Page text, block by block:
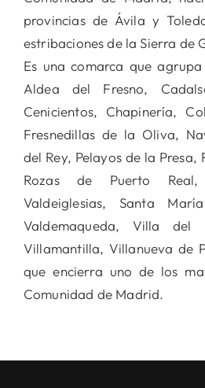
provincias de Ávila y
estribaciones de la Sierra de
Es una comarca que
Aldea del Fresno,
Cenicientos, Chapinería,
Fresnedillas de la Oliva,
del Rey, Pelayos de la Presa,
Rozas de Puerto
Valdeiglesias, Santa
Valdemaqueda, Villa del
Villamantilla, Villanueva de
que encierra uno de los
Comunidad de Madrid.